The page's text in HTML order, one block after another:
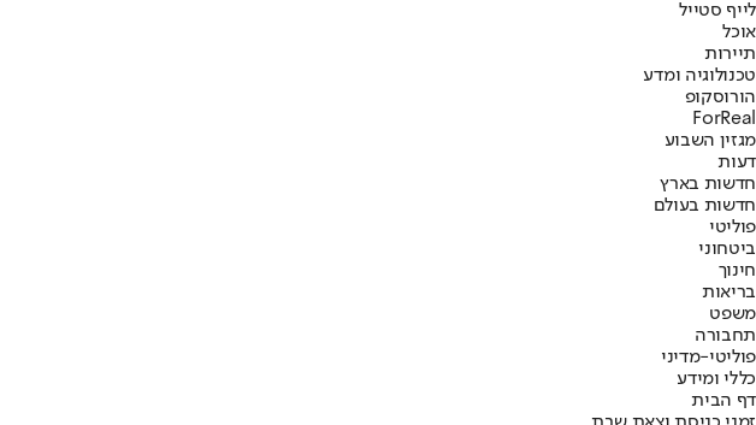
לייף סטייל
אוכל
תיירות
טכנולוגיה ומדע
הורוסקופ
ForReal
מגזין השבוע
דעות
חדשות בארץ
חדשות בעולם
פוליטי
ביטחוני
חינוך
בריאות
משפט
תחבורה
פוליטי-מדיני
כללי ומידע
דף הבית